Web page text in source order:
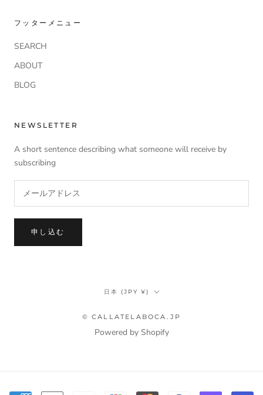
フッターメニュー
SEARCH
ABOUT
BLOG
NEWSLETTER
A short sentence describing what someone will receive by
subscribing
申し込む
国/
域
日本 (JPY ¥)
© CALLATELABOCA.JP
Powered by Shopify